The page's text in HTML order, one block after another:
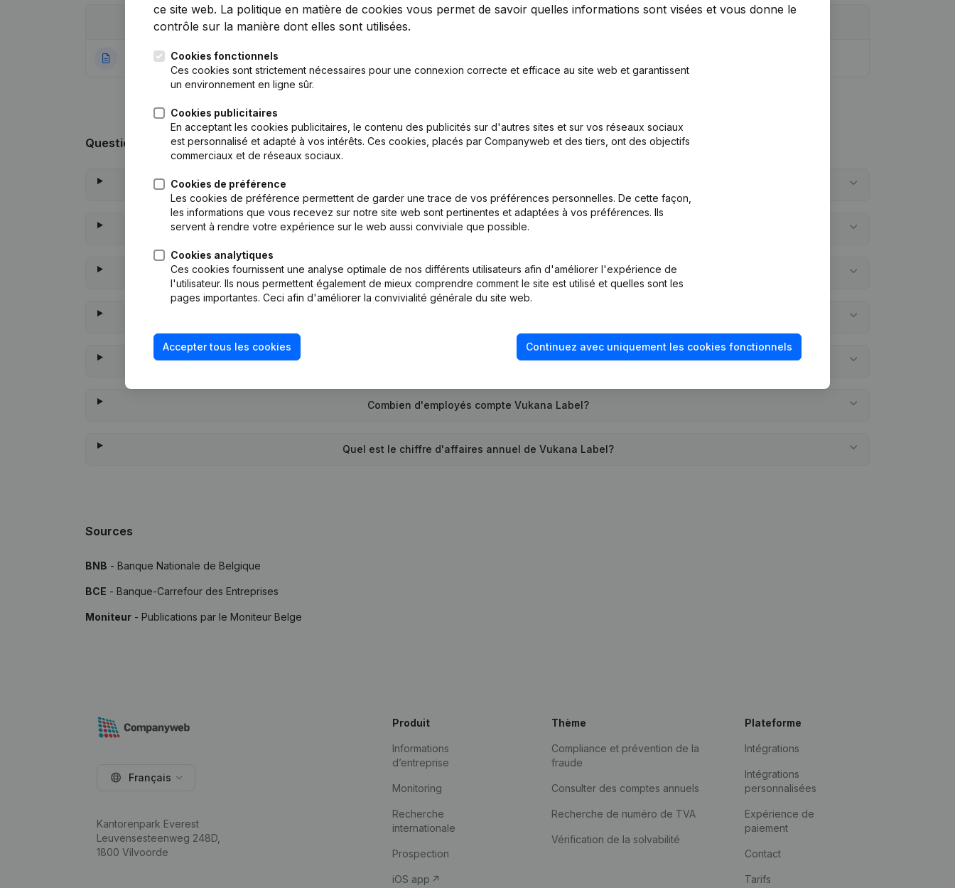
Publication
02-06-2026 Rubrique Constitution (Nouvelle Personne Morale, Ouverture Succursale, etc...)
Questions fréquemment posées
Quel est l'identifiant PEPPOL de Vukana Label?
Quand la société Vukana Label a-t-elle été créée?
À quand remonte la dernière fois que Vukana Label a déposé des comptes annuels?
Combien d'employés compte Vukana Label?
Quel est le chiffre d'affaires annuel de Vukana Label?
Sources
BNB - Banque Nationale de Belgique
BCE - Banque-Carrefour des Entreprises
Moniteur - Publications par le Moniteur Belge
ce site web. La politique en matière de cookies vous permet de savoir quelles informations sont visées et vous donne le
contrôle sur la manière dont elles sont utilisées.
Cookies fonctionnels
Ces cookies sont strictement nécessaires pour une connexion correcte et efficace au site web et garantissent
un environnement en ligne sûr.
Cookies publicitaires
En acceptant les cookies publicitaires, le contenu des publicités sur d'autres sites et sur vos réseaux sociaux
est personnalisé et adapté à vos intérêts. Ces cookies, placés par Companyweb et des tiers, ont des objectifs
commerciaux et de réseaux sociaux.
Cookies de préférence
Les cookies de préférence permettent de garder une trace de vos préférences personnelles. De cette façon,
les informations que vous recevez sur notre site web sont pertinentes et adaptées à vos préférences. Ils
servent à rendre votre expérience sur le web aussi conviviale que possible.
Cookies analytiques
Ces cookies fournissent une analyse optimale de nos différents utilisateurs afin d'améliorer l'expérience de
l'utilisateur. Ils nous permettent également de mieux comprendre comment le site est utilisé et quelles sont les
pages importantes. Ceci afin d'améliorer la convivialité générale du site web.
Accepter tous les cookies Continuez avec uniquement les cookies fonctionnels
Français
Kantorenpark Everest
Leuvensesteenweg 248D,
1800 Vilvoorde
Produit
Informations
d’entreprise
Monitoring
Recherche
internationale
Prospection
iOS app
Thème
Compliance et prévention de la
fraude
Consulter des comptes annuels
Recherche de numéro de TVA
Vérification de la solvabilité
Plateforme
Intégrations
Intégrations
personnalisées
Expérience de
paiement
Contact
Tarifs